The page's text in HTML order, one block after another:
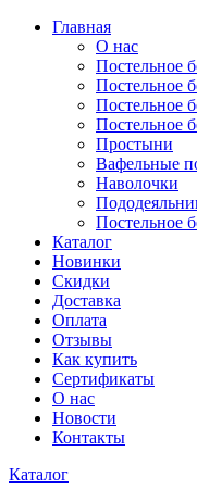
Главная
О нас
Постельное
Постельное
Постельное
Постельное
Простыни
Вафельные
Наволочки
Постельное
Каталог
Новинки
Скидки
Доставка
Оплата
Отзывы
Как купить
Сертификаты
О нас
Новости
Контакты
Каталог